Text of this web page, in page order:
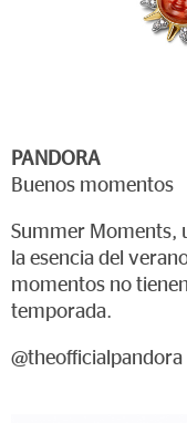
PANDORA
Buenos momentos
Summer Moments,
la esencia del
momentos no
temporada.
@theofficialpandora